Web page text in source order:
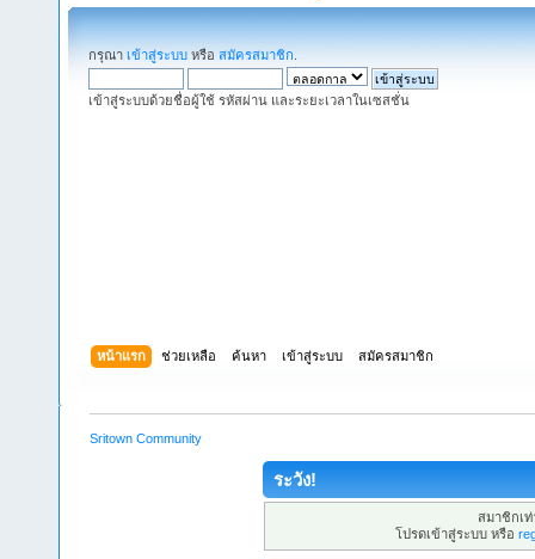
กรุณา เข้าสู่ระบบ หรือ สมัครสมาชิก
เข้าสู่ระบบด้วยชื่อผู้ใช้ รหัสผ่าน และระยะเวลาในเซสชั่น
หน้าแรก ช่วยเหลือ ค้นหา เข้าสู่ระบบ สมัครสมาชิก
Sritown Community
ระวัง!
สมาชิกเ
โปรดเข้าสู่ระบบ หรือ